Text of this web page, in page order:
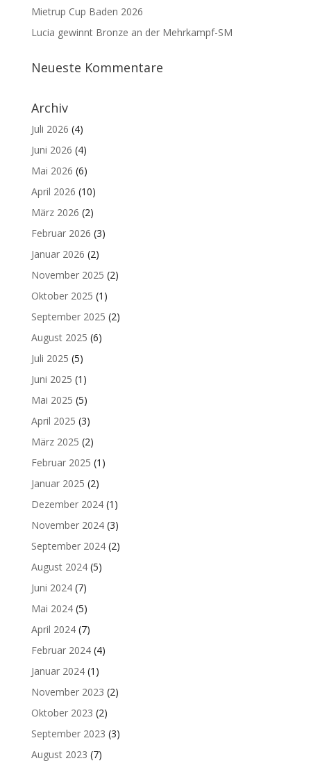
Mietrup Cup Baden 2026
Lucia gewinnt Bronze an der Mehrkampf-SM
Neueste Kommentare
Archiv
Juli 2026 (4)
Juni 2026 (4)
Mai 2026 (6)
April 2026 (10)
März 2026 (2)
Februar 2026 (3)
Januar 2026 (2)
November 2025 (2)
Oktober 2025 (1)
September 2025 (2)
August 2025 (6)
Juli 2025 (5)
Juni 2025 (1)
Mai 2025 (5)
April 2025 (3)
März 2025 (2)
Februar 2025 (1)
Januar 2025 (2)
Dezember 2024(1)
November 2024(3)
September 2024(2)
August 2024(5)
Juni 2024(7)
Mai 2024(5)
April 2024(7)
Februar 2024(4)
Januar 2024(1)
November 2023 (2)
Oktober 2023 (2)
September 2023 (3)
August 2023 (7)